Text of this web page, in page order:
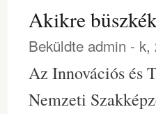
Akikre
Beküldte admin - k,
Az Innovációs és
Nemzeti